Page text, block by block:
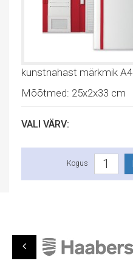
kunstnahast märkmik A4
Mõõtmed: 25x2x33 cm
VALI VÄRV:
Kogus